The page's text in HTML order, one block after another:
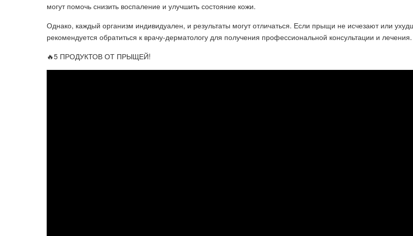
могут помочь снизить воспаление и улучшить состояние кожи.
Однако, каждый организм индивидуален, и результаты могут отличаться. Если прыщи не исчезают или
рекомендуется обратиться к врачу-дерматологу для получения профессиональной консультации и лечения.
🔥5 ПРОДУКТОВ ОТ ПРЫЩЕЙ!